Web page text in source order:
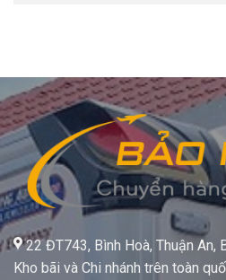
22 ĐT743, Bình Hoà, Thuận An,
Kho bãi và Chi nhánh trên toàn